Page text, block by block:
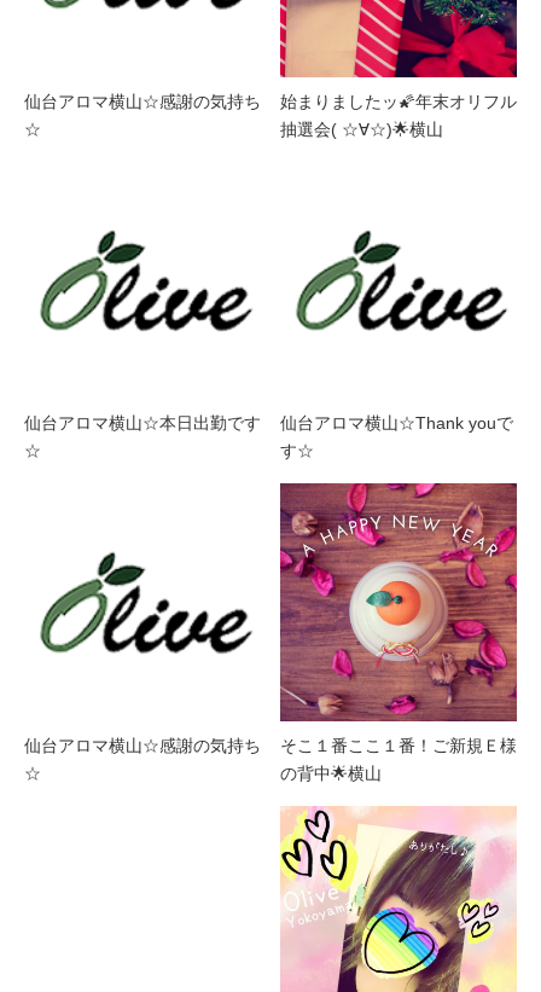
仙台アロマ横山☆感謝の気持ち
☆
始まりましたッ🌠年末オリフル
抽選会( ☆∀☆)🌟横山
仙台アロマ横山☆本日出勤です
☆
仙台アロマ横山☆Thank youで
す☆
仙台アロマ横山☆感謝の気持ち
☆
そこ１番ここ１番！ご新規Ｅ様
の背中🌟横山